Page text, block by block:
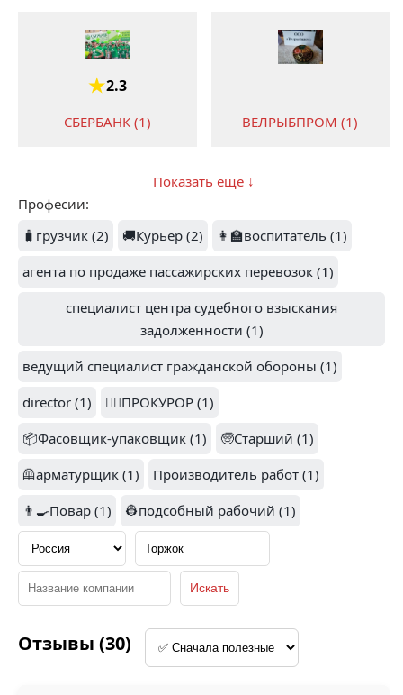
2.3
СБЕРБАНК (1) ВЕЛРЫБПРОМ (1)
MOSCOW SHOW (1)
1.9
ОЗОН (1)
3.4
2
LIGA РОБОТОВ (1) DALLI SERVICE (1)
Показать еще ↓
Професии:
🧳грузчик (2)
🚚Курьер (2)
👩‍🏫воспитатель (1)
агента по продаже пассажирских перевозок (1)
специалист центра судебного взыскания
задолженности (1)
ведущий специалист гражданской обороны (1)
director (1)
👨‍⚖️ПРОКУРОР (1)
📦Фасовщик-упаковщик (1)
🧓Старший (1)
🦺арматурщик (1)
Производитель работ (1)
👨‍🍳Повар (1)
👷подсобный рабочий (1)
Отзывы (30)